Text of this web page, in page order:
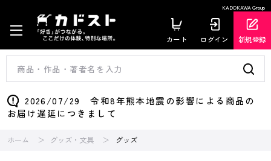
KADOKAWA Group
カート ログイン 新規登録
2026/07/29 令和8年熊本地震の影響による商品の
お届け遅延につきまして
ホーム グッズ・文具 グッズ